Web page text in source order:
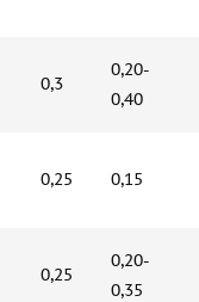
0,3
0,20-
0,40
0,25 0,15
0,25
0,20-
0,35